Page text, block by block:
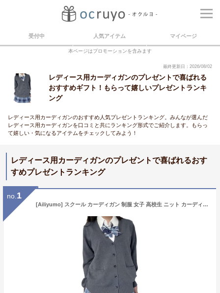
受付中 人気アイテム マイページ
本ページはプロモーションを含みます
最終更新日：2026/08/02
レディース用カーディガンのプレゼントで喜ばれる
おすすめギフト！もらって嬉しいプレゼントランキ
ング
レディース用カーディガンのおすすめ人気プレゼントランキング。みんなが選んだ
レディース用カーディガンを口コミと共にランキング形式でご紹介します。もらっ
て嬉しい・気になるアイテムをチェックしてみよう！
レディース用カーディガンのプレゼントで喜ばれるおす
すめプレゼントランキング
no. 1
[Ailiyumo] スクール カーディガン 制服 女子 高校生 ニット カーディガン 厚手 無地 Vネック ゆったり 学生 制服カーディガン レディース 通学 春秋冬 DG-L